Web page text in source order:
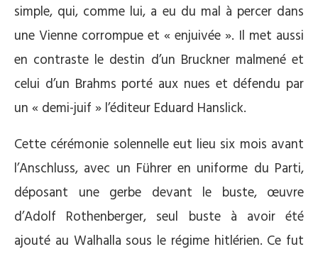
simple, qui, comme lui, a eu du mal à percer dans
une Vienne corrompue et « enjuivée ». Il met aussi
en contraste le destin d’un Bruckner malmené et
celui d’un Brahms porté aux nues et défendu par
un « demi-juif » l’éditeur Eduard Hanslick.
Cette cérémonie solennelle eut lieu six mois avant
l’Anschluss, avec un Führer en uniforme du Parti,
déposant une gerbe devant le buste, œuvre
d’Adolf Rothenberger, seul buste à avoir été
ajouté au Walhalla sous le régime hitlérien. Ce fut